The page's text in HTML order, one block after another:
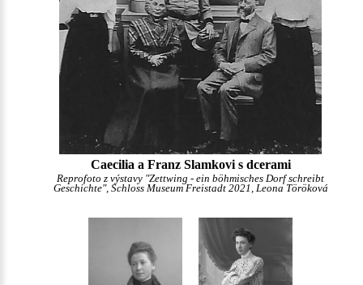
Caecilia a Franz Slamkovi s dcerami
Reprofoto z výstavy "Zettwing - ein böhmisches Dorf schreibt
Geschichte", Schloss Museum Freistadt 2021, Leona Töröková